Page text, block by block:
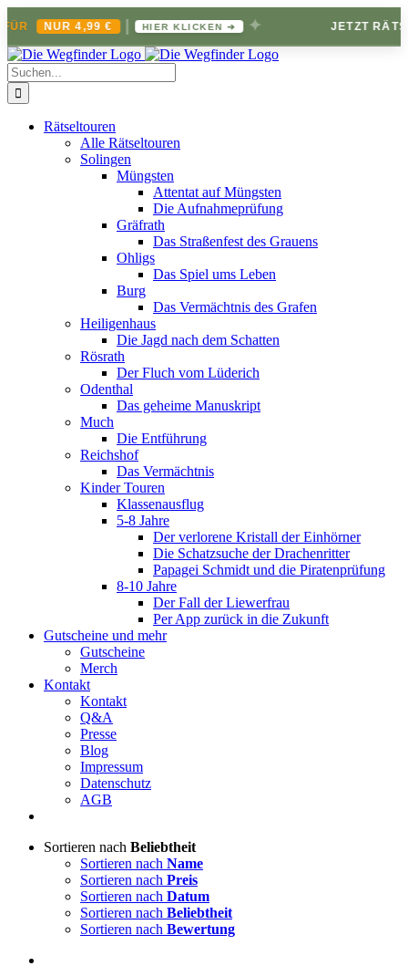
NUR 4,99 € | HIER KLICKEN ➔ ✦ JETZT
Zum
Inhalt
springen
Suche
nach:
Rätseltouren
Alle Rätseltouren
Solingen
Müngsten
Attentat auf Müngsten
Die Aufnahmeprüfung
Gräfrath
Das Straßenfest des Grauens
Ohligs
Das Spiel ums Leben
Burg
Das Vermächtnis des Grafen
Heiligenhaus
Die Jagd nach dem Schatten
Rösrath
Der Fluch vom Lüderich
Odenthal
Das geheime Manuskript
Much
Die Entführung
Reichshof
Das Vermächtnis
Kinder Touren
Klassenausflug
5-8 Jahre
Der verlorene Kristall der Einhörner
Die Schatzsuche der Drachenritter
Papagei Schmidt und die Piratenprüfung
8-10 Jahre
Der Fall der Liewerfrau
Per App zurück in die Zukunft
Gutscheine und mehr
Gutscheine
Merch
Kontakt
Kontakt
Q&A
Presse
Blog
Impressum
Datenschutz
AGB
Sortieren nach Beliebtheit
Sortieren nach Name
Sortieren nach Preis
Sortieren nach Datum
Sortieren nach Beliebtheit
Sortieren nach Bewertung